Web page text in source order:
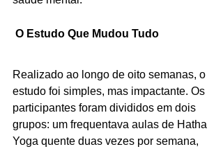
O Estudo Que Mudou Tudo
Realizado ao longo de oito semanas, o
estudo foi simples, mas impactante. Os
participantes foram divididos em dois
grupos: um frequentava aulas de Hatha
Yoga quente duas vezes por semana,